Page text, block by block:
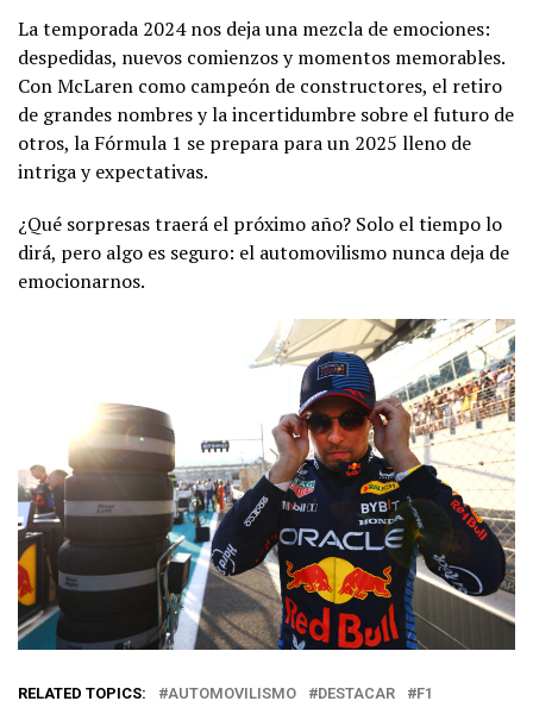
La temporada 2024 nos deja una mezcla de emociones:
despedidas, nuevos comienzos y momentos memorables.
Con McLaren como campeón de constructores, el retiro
de grandes nombres y la incertidumbre sobre el futuro de
otros, la Fórmula 1 se prepara para un 2025 lleno de
intriga y expectativas.
¿Qué sorpresas traerá el próximo año? Solo el tiempo lo
dirá, pero algo es seguro: el automovilismo nunca deja de
emocionarnos.
RELATED TOPICS: AUTOMOVILISMO DESTACAR F1